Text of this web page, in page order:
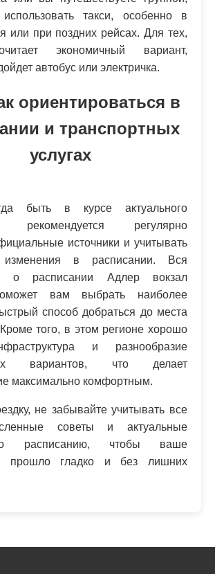
такси, особенно в
или при поздних рейсах. Для тех,
экономичный вариант,
автобус или электричка.
ориентироваться в
и транспортных
услугах
быть в курсе актуального
рекомендуется регулярно
источники и учитывать
в расписании. Вся
о расписании Адлер вокзал
вам выбрать наиболее
способ добраться до места
того, в этом регионе хорошо
и разнообразие
вариантов, что делает
максимально комфортным.
не забывайте учитывать все
советы и актуальные
расписанию, чтобы ваше
прошло гладко и без лишних